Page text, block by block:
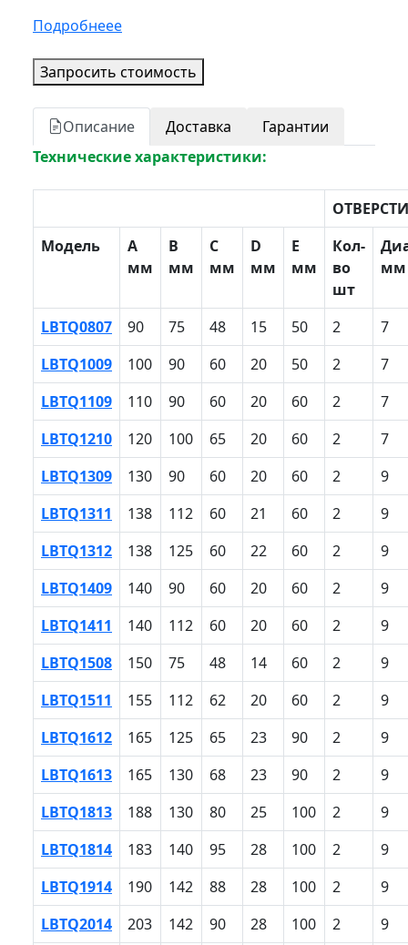
Подробнеее
Запросить стоимость
Описание Доставка
Гарантии
Технические характеристики:
Модель
A
мм
B
мм
С
мм
D
мм
E
мм
Кол-
во
шт
мм
LBTQ0807 90 75 48 15 50 2
7
LBTQ1009
100 90 60 20 50 2
7
LBTQ1109
110 90 60 20 60 2
7
LBTQ1210
120 100 65 20 60 2
7
LBTQ1309
130 90 60 20 60 2
9
LBTQ1311
138 112 60 21 60 2
9
LBTQ1312
138 125 60 22 60 2
9
LBTQ1409
140 90 60 20 60 2
9
LBTQ1411
140 112 60 20 60 2
9
LBTQ1508
150 75 48 14 60 2
9
LBTQ1511
155 112 62 20 60 2
9
LBTQ1612
165 125 65 23 90 2
9
LBTQ1613
165 130 68 23 90 2
9
LBTQ1813
188 130 80 25 100 2
9
LBTQ1814
183 140 95 28 100 2
9
LBTQ1914
190 142 88 28 100 2
9
LBTQ2014
203 142 90 28 100 2 9